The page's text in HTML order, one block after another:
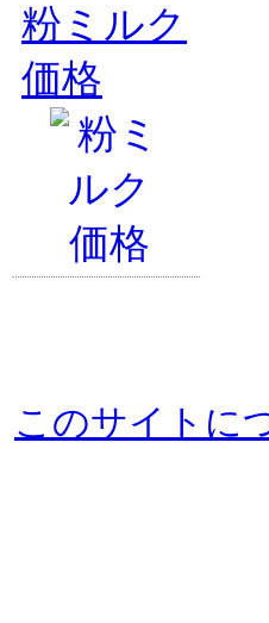
粉ミルク
価格
このサイトに